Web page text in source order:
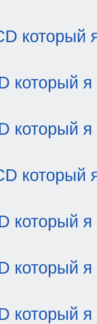
который
который я
который я
который
который я
который я
который я